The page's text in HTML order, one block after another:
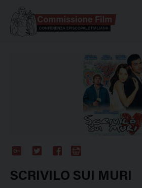
Plus
SCRIVILO SUI MURI